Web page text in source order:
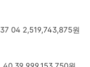
04 2,519,743,875원